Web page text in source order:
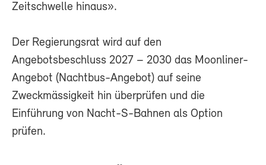
Zeitschwelle hinaus».
Der Regierungsrat wird auf den
Angebotsbeschluss 2027 – 2030 das Moonliner-
Angebot (Nachtbus-Angebot) auf seine
Zweckmässigkeit hin überprüfen und die
Einführung von Nacht-S-Bahnen als Option
prüfen.